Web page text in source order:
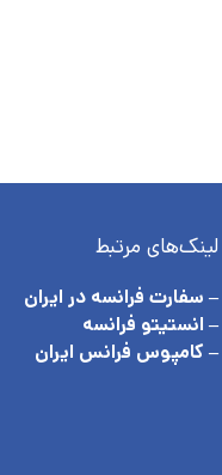
لینک‌های مرتبط
– سفارت فرانسه در ایران
– انستیتو فرانسه
– کامپوس فرانس ایران